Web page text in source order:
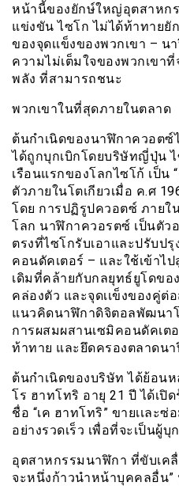
หน้านี้ของยักษ์ใหญ่อุตสาหกร
แข่งขัน ไซโก ไม่ได้ท้าทาย
ของจุดเเข็งของพวกเขา –
ความไม่เต็มใจของพวกเขา
พลัง ที่สามารถชนะ
พวกเขาในที่สุดภายในตลาด
ต้นกำเนิดของนาฬิกาควอต
ได้ถูกบุกเบิกโดยบริษัทญี่ปุ่น
เรือนแรกของโลกไซโก้ เป็น
ตัวภายในโตเกียวเมื่อ ค.ศ
โดย การปฏิรูปควอตซ์ ภาย
โลก นาฬิกาควอรตซ์ เป็นตัว
ตรงที่ไซโกรับเอาและปรับป
คอนดัคเตอร์ – และใช้เข้าไ
เดิมที่คล้ายกับกลยุทธ์ยูโดขอ
คล่องตัว และจุดเเข็งของคู่ต่
แนวคิดนาฬิกาดิจิตอลพัฒนา
การผสมผสานเซมิคอนดัคเต
ท้าทาย และยึดครองตลาดน
ต้นกำเนิดของบริษัท ได้ย้อนห
โร ฮาทโทริ อายุ 21 ปี ได้เปิ
ชื่อ “เค ฮาทโทริ” ขายเเละ
อย่างรวดเร็ว เพื่อที่จะเป็นผู้บุ
อุตสาหกรรมนาฬิกา ที่ขับเค
จะหนึ่งก้าวนำหน้าบุคคลอื่น